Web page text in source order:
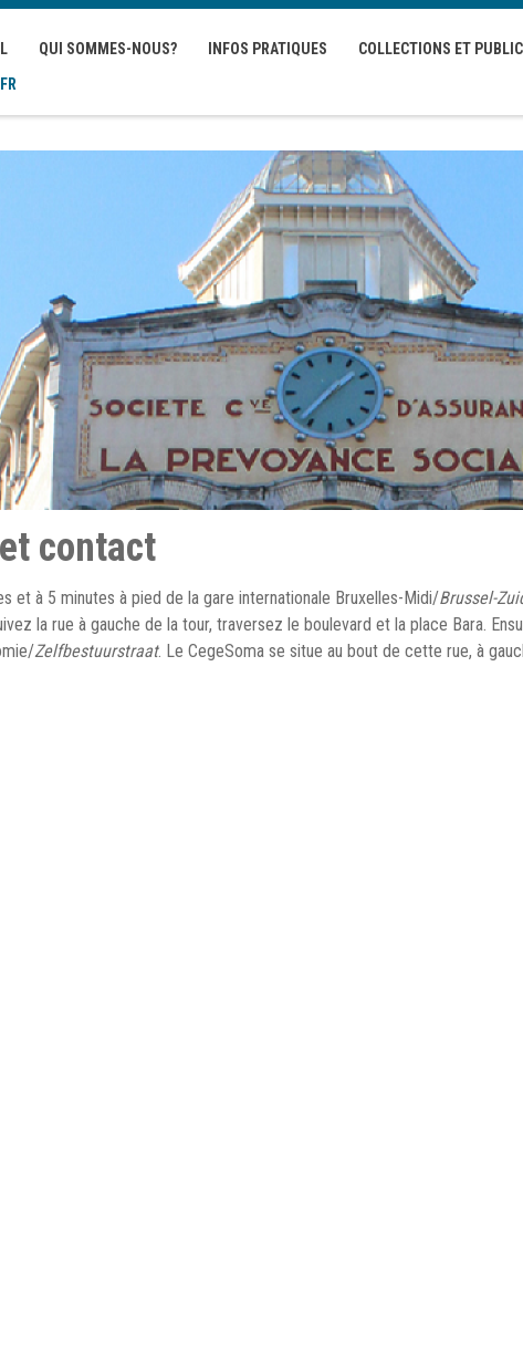
QUI SOMMES-NOUS? INFOS PRATIQUES COLLECTIONS ET
FR
contact
et à 5 minutes à pied de la gare internationale Bruxelles-Midi/Brussel-
la rue à gauche de la tour, traversez le boulevard et la place Bara.
Zelfbestuurstraat. Le CegeSoma se situe au bout de cette rue, à